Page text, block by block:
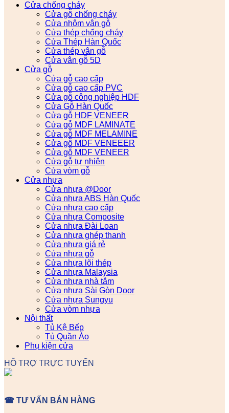
Cửa chống cháy
Cửa gỗ chống cháy
Cửa nhôm vân gỗ
Cửa thép chống cháy
Cửa Thép Hàn Quốc
Cửa thép vân gỗ
Cửa vân gỗ 5D
Cửa gỗ
Cửa gỗ cao cấp
Cửa gỗ cao cấp PVC
Cửa gỗ công nghiệp HDF
Cửa Gỗ Hàn Quốc
Cửa gỗ HDF VENEER
Cửa gỗ MDF LAMINATE
Cửa gỗ MDF MELAMINE
Cửa gỗ MDF VENEEER
Cửa gỗ MDF VENEER
Cửa gỗ tự nhiên
Cửa vòm gỗ
Cửa nhựa
Cửa nhựa @Door
Cửa nhựa ABS Hàn Quốc
Cửa nhựa cao cấp
Cửa nhựa Composite
Cửa nhựa Đài Loan
Cửa nhựa ghép thanh
Cửa nhựa giá rẻ
Cửa nhựa gỗ
Cửa nhựa lõi thép
Cửa nhựa Malaysia
Cửa nhựa nhà tắm
Cửa nhựa Sài Gòn Door
Cửa nhựa Sungyu
Cửa vòm nhựa
Nội thất
Tủ Kệ Bếp
Tủ Quần Áo
Phụ kiện cửa
HỖ TRỢ TRỰC TUYẾN
☎ TƯ VẤN BÁN HÀNG